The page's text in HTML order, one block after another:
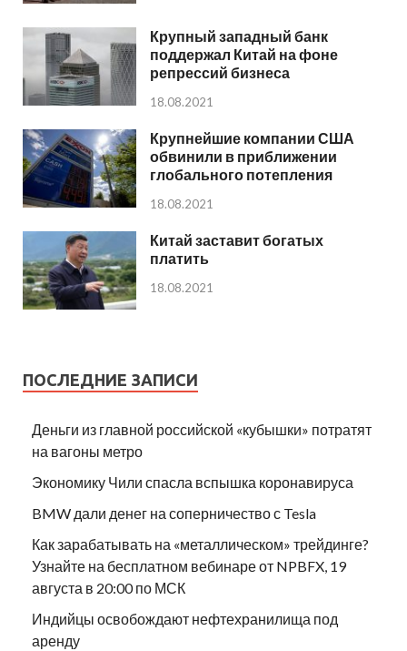
Крупный западный банк
поддержал Китай на фоне
репрессий бизнеса
18.08.2021
Крупнейшие компании США
обвинили в приближении
глобального потепления
18.08.2021
Китай заставит богатых
платить
18.08.2021
ПОСЛЕДНИЕ ЗАПИСИ
Деньги из главной российской «кубышки» потратят
на вагоны метро
Экономику Чили спасла вспышка коронавируса
BMW дали денег на соперничество с Tesla
Как зарабатывать на «металлическом» трейдинге?
Узнайте на бесплатном вебинаре от NPBFX, 19
августа в 20:00 по МСК
Индийцы освобождают нефтехранилища под
аренду